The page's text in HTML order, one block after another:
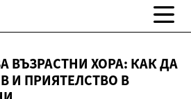
ВЪЗРАСТНИ ХОРА: КАК ДА
И ПРИЯТЕЛСТВО В